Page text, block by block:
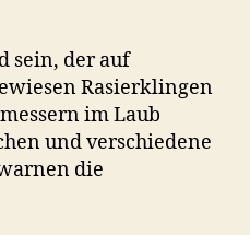
sein, der auf
Rasierklingen
im Laub
und verschiedene
die